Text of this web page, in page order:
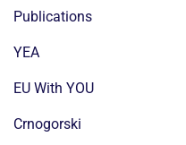
Publications
YEA
EU With YOU
Crnogorski